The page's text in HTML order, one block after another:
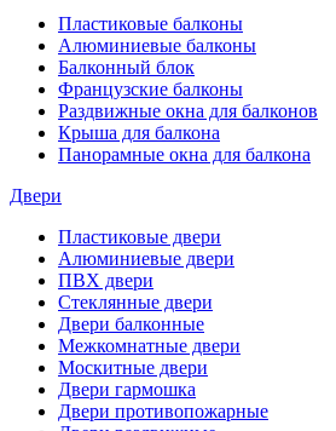
Пластиковые балконы
Алюминиевые балконы
Балконный блок
Французские балконы
Раздвижные окна для балконов
Крыша для балкона
Панорамные окна для балкона
Двери
Пластиковые двери
Алюминиевые двери
ПВХ двери
Стеклянные двери
Двери балконные
Межкомнатные двери
Москитные двери
Двери гармошка
Двери противопожарные